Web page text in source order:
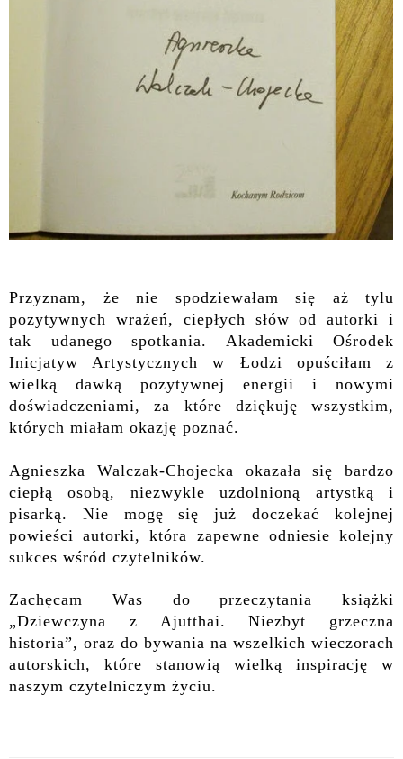
Przyznam, że nie spodziewałam się aż tylu
pozytywnych wrażeń, ciepłych słów od autorki i
tak udanego spotkania. Akademicki Ośrodek
Inicjatyw Artystycznych w Łodzi opuściłam z
wielką dawką pozytywnej energii i nowymi
doświadczeniami, za które dziękuję wszystkim,
których miałam okazję poznać.
Agnieszka Walczak-Chojecka okazała się bardzo
ciepłą osobą, niezwykle uzdolnioną artystką i
pisarką. Nie mogę się już doczekać kolejnej
powieści autorki, która zapewne odniesie kolejny
sukces wśród czytelników.
Zachęcam Was do przeczytania książki
„Dziewczyna z Ajutthai. Niezbyt grzeczna
historia”, oraz do bywania na wszelkich wieczorach
autorskich, które stanowią wielką inspirację w
naszym czytelniczym życiu.